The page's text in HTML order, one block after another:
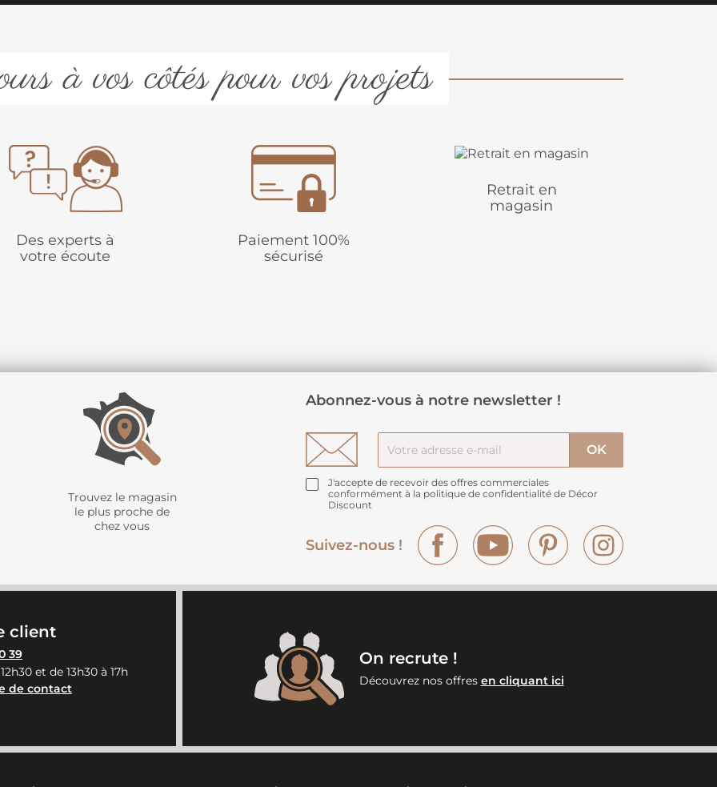
à vos côtés pour vos projets
Des experts à
votre écoute
Paiement 100%
sécurisé
Retrait en
magasin
Trouvez le magasin
le plus proche de
chez vous
Abonnez-vous à notre newsletter !
J'accepte de recevoir des offres commerciales
conformément à la politique de confidentialité de Décor
Discount
Suivez-nous !
Facebook YouTube Pinterest
client
39
et de 13h30 à 17h
de contact
On recrute !
Découvrez nos offres en cliquant ici